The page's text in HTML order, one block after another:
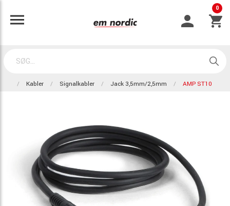
0
Kabler Signalkabler Jack 3,5mm/2,5mm AMP ST10